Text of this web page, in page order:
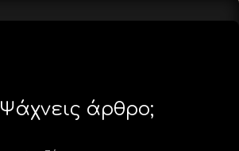
Ψάχνεις άρθρο;